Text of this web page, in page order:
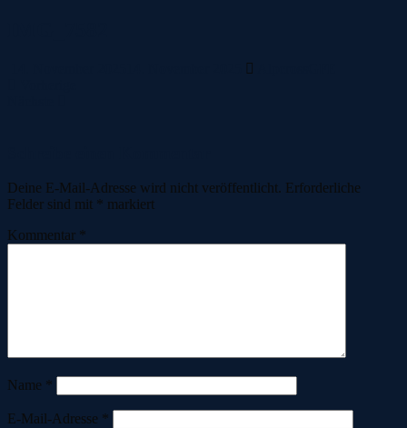
Deine E-Mail-Adresse wird nicht veröffentlicht. Erforderliche
Felder sind mit * markiert
Kommentar *
Name *
E-Mail-Adresse *